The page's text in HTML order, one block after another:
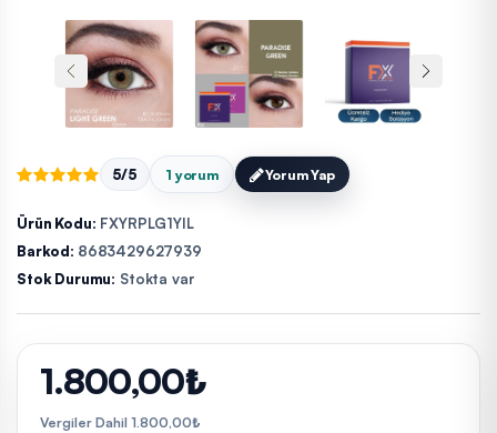
5/5 1 yorum Yorum Yap
Ürün Kodu: FXYRPLG1YIL
Barkod: 8683429627939
Stok Durumu: Stokta var
1.800,00₺
Vergiler Dahil 1.800,00₺